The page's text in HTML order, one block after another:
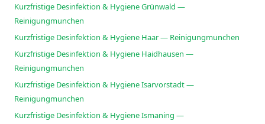
Kurzfristige Desinfektion & Hygiene Grünwald —
Reinigungmunchen
Kurzfristige Desinfektion & Hygiene Haar — Reinigungmunchen
Kurzfristige Desinfektion & Hygiene Haidhausen —
Reinigungmunchen
Kurzfristige Desinfektion & Hygiene Isarvorstadt —
Reinigungmunchen
Kurzfristige Desinfektion & Hygiene Ismaning —